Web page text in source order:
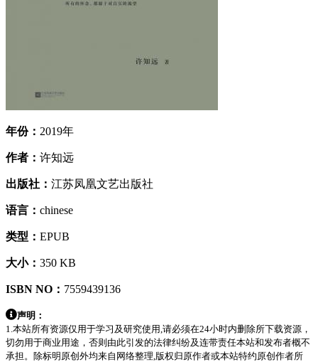
年份： 2019年
作者： 许知远
出版社： 江苏凤凰文艺出版社
语言： chinese
类型： EPUB
大小： 350 KB
ISBN NO： 7559439136
声明：
1.本站所有资源仅用于学习及研究使用,请必须在24小时内删除所下载资源，
切勿用于商业用途，否则由此引发的法律纠纷及连带责任本站和发布者概不
承担。除标明原创外均来自网络整理,版权归原作者或本站特约原创作者所